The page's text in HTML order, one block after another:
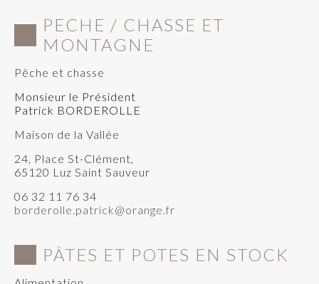
PECHE / CHASSE ET
MONTAGNE
Pêche et chasse
Monsieur le Président
Patrick BORDEROLLE
Maison de la Vallée
24, Place St-Clément,
65120 Luz Saint Sauveur
06 32 11 76 34
borderolle.patrick@orange.fr
PÂTES ET POTES EN STOCK